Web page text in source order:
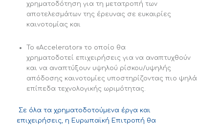
χρηματοδότηση για τη μετατροπή των
αποτελεσμάτων της έρευνας σε ευκαιρίες
καινοτομίας και
Το «Accelerator»το οποίο θα
χρηματοδοτεί επιχειρήσεις για να αναπτυχθούν
και να αναπτύξουν υψηλού ρίσκου/υψηλής
απόδοσης καινοτομίες υποστηρίζοντας πιο ψηλά
επίπεδα τεχνολογικής ωριμότητας.
Σε όλα τα χρηματοδοτούμενα έργα και
επιχειρήσεις, η Ευρωπαϊκή Επιτροπή θα